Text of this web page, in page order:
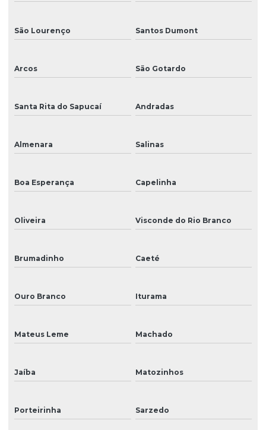
São Lourenço Santos Dumont
Arcos São Gotardo
Santa Rita do Sapucaí Andradas
Almenara Salinas
Boa Esperança Capelinha
Oliveira Visconde do Rio Branco
Brumadinho Caeté
Ouro Branco Iturama
Mateus Leme Machado
Jaíba Matozinhos
Porteirinha Sarzedo